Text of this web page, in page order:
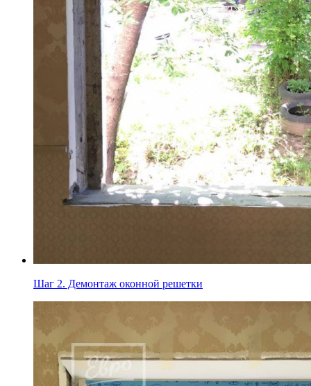
Шаг 2. Демонтаж оконной решетки